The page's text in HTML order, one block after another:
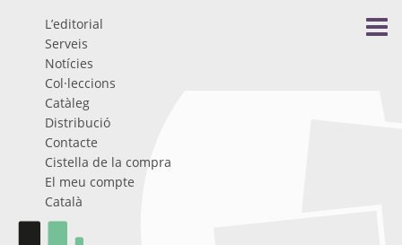
L’editorial
Serveis
Notícies
Col·leccions
Catàleg
Distribució
Contacte
Cistella de la compra
El meu compte
Català